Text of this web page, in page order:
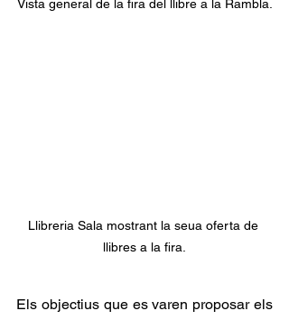
Vista general de la fira del llibre a la Rambla.
Llibreria Sala mostrant la seua oferta de
llibres a la fira.
Els objectius que es varen proposar els